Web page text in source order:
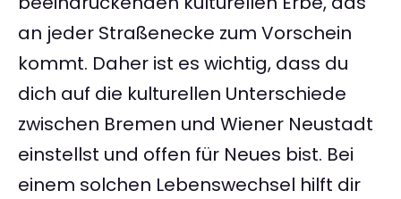
an jeder Straßenecke zum Vorschein
kommt. Daher ist es wichtig, dass du
dich auf die kulturellen Unterschiede
zwischen Bremen und Wiener Neustadt
einstellst und offen für Neues bist. Bei
einem solchen Lebenswechsel hilft dir